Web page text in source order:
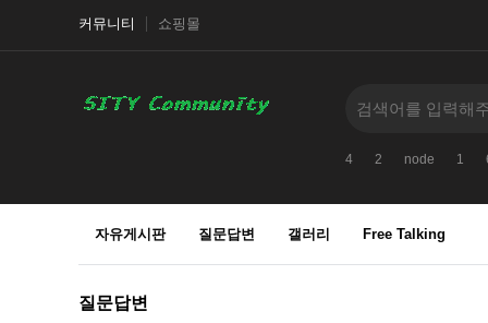
커뮤니티 쇼핑몰
4 2 node 1
자유게시판 질문답변 갤러리 Free Talking
질문답변